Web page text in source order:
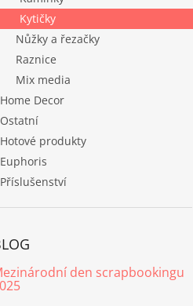
Kytičky
Nůžky a řezačky
Raznice
Mix media
Home Decor
Ostatní
Hotové produkty
Euphoris
Příslušenství
den scrapbookingu